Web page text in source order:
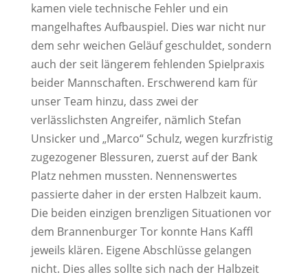
kamen viele technische Fehler und ein
mangelhaftes Aufbauspiel. Dies war nicht nur
dem sehr weichen Geläuf geschuldet, sondern
auch der seit längerem fehlenden Spielpraxis
beider Mannschaften. Erschwerend kam für
unser Team hinzu, dass zwei der
verlässlichsten Angreifer, nämlich Stefan
Unsicker und „Marco“ Schulz, wegen kurzfristig
zugezogener Blessuren, zuerst auf der Bank
Platz nehmen mussten. Nennenswertes
passierte daher in der ersten Halbzeit kaum.
Die beiden einzigen brenzligen Situationen vor
dem Brannenburger Tor konnte Hans Kaffl
jeweils klären. Eigene Abschlüsse gelangen
nicht. Dies alles sollte sich nach der Halbzeit